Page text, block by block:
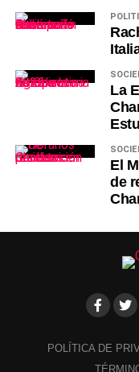
La
El
de
POLÍTICA DE